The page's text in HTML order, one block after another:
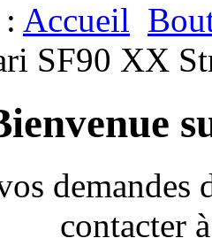
Accueil
SF90 XX
contacter